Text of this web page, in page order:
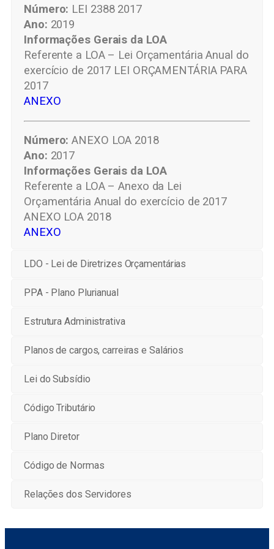
Número: LEI 2388 2017
Ano: 2019
Informações Gerais da LOA
Referente a LOA – Lei Orçamentária Anual do
exercício de 2017 LEI ORÇAMENTÁRIA PARA
2017
ANEXO
Número: ANEXO LOA 2018
Ano: 2017
Informações Gerais da LOA
Referente a LOA – Anexo da Lei
Orçamentária Anual do exercício de 2017
ANEXO LOA 2018
ANEXO
LDO - Lei de Diretrizes Orçamentárias
PPA - Plano Plurianual
Estrutura Administrativa
Planos de cargos, carreiras e Salários
Lei do Subsídio
Código Tributário
Plano Diretor
Código de Normas
Relações dos Servidores